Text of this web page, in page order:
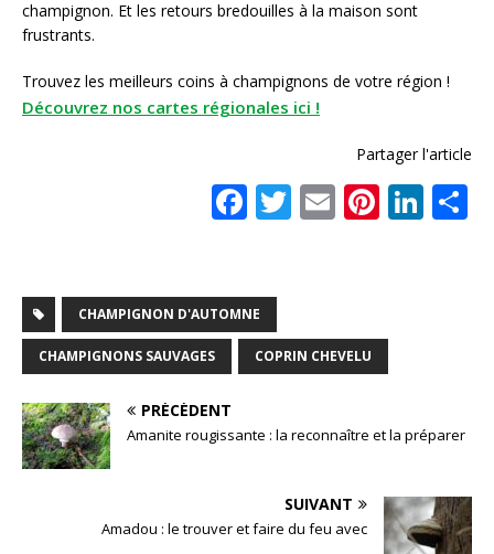
champignon. Et les retours bredouilles à la maison sont
frustrants.
Trouvez les meilleurs coins à champignons de votre région !
Découvrez nos cartes régionales ici !
Partager l'article
F
e
b
o
k
T
r
E Pi
st
Li
CHAMPIGNON D'AUTOMNE
CHAMPIGNONS SAUVAGES COPRIN CHEVELU
PRÉCÉDENT
Amanite rougissante : la reconnaître et la préparer
SUIVANT
Amadou : le trouver et faire du feu avec